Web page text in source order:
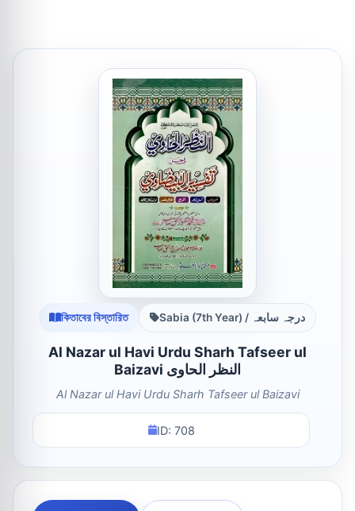
কিতাবের বিস্তারিত Sabia (7th Year) / درجہ سابعہ
Al Nazar ul Havi Urdu Sharh Tafseer ul
Baizavi النظر الحاوی
Al Nazar ul Havi Urdu Sharh Tafseer ul Baizavi
ID: 708